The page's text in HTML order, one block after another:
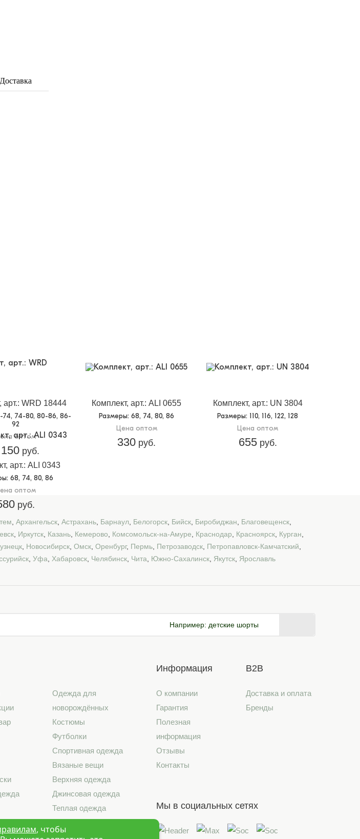
Доставка
арт.: WRD 18444
74, 74-80, 80-86, 86-
92
оптом
руб.
Комплект, арт.: ALI 0655
Размеры: 68, 74, 80, 86
Цена оптом
330 руб.
Комплект, арт.: UN 3804
Размеры: 110, 116, 122, 128
Цена оптом
655руб.
арт.: ALI 0343
: 68, 74, 80, 86
оптом
руб.
Архангельск Астрахань Барнаул Белогорск Бийск Биробиджан Благовещенск
Иркутск Казань Кемерово Комсомольск-на-Амуре Краснодар Красноярск Курган
Новосибирск Омск Оренбург, Пермь Петрозаводск Петропавловск-Камчатский
Уфа Хабаровск Челябинск Чита Южно-Сахалинск Якутск Ярославль
Например: детские шорты
Одежда для
новорождённых
Костюмы
Футболки
Спортивная одежда
Вязаные вещи
Верхняя одежда
Джинсовая одежда
Теплая одежда
Информация
О компании
Гарантия
Полезная
информация
Отзывы
Контакты
B2B
Доставка и оплата
Бренды
Мы в социальных сетях
, чтобы